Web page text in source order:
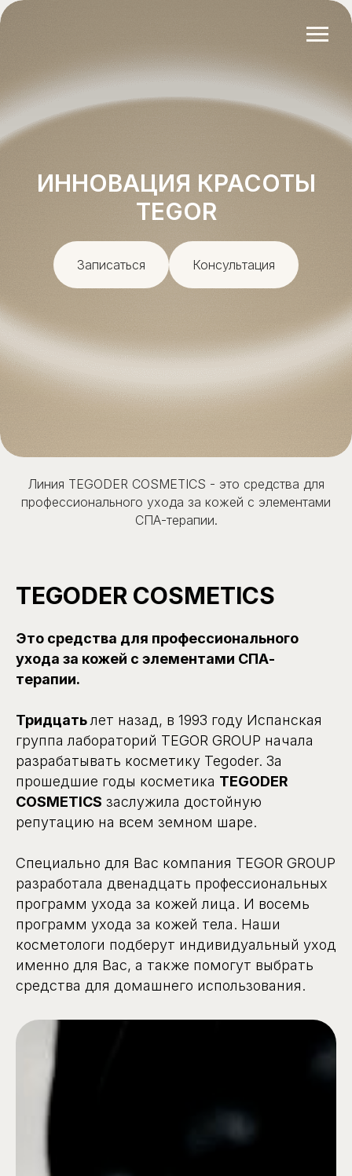
ИННОВАЦИЯ КРАСОТЫ
TEGOR
Записаться Консультация
Линия TEGODER COSMETICS - это средства для
профессионального ухода за кожей с элементами
СПА-терапии.
TEGODER COSMETICS
Это средства для профессионального
ухода за кожей с элементами СПА-
терапии.
Тридцатьлет назад, в 1993 году Испанская
группа лабораторий TEGOR GROUP начала
разрабатывать косметику Tegoder. За
прошедшие годы косметика TEGODER
COSMETICS заслужила достойную
репутацию на всем земном шаре.
Специально для Вас компания TEGOR GROUP
разработала двенадцать профессиональных
программ ухода за кожей лица. И восемь
программ ухода за кожей тела. Наши
косметологи подберут индивидуальный уход
именно для Вас, а также помогут выбрать
средства для домашнего использования.